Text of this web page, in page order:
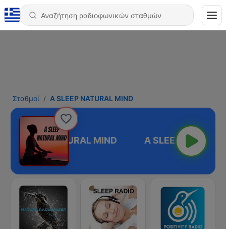
Σταθμοί A SLEEP NATURAL MIND
A SLEEP NATURAL MIND